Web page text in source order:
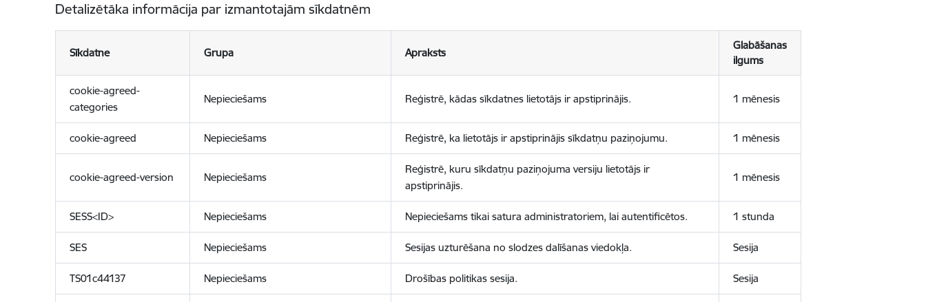
Detalizētāka informācija par izmantotajām sīkdatnēm
Sīkdatne Grupa Apraksts
Glabāšanas
ilgums
cookie-agreed-
categories
Nepieciešams Reģistrē, kādas sīkdatnes lietotājs ir apstiprinājis. 1 mēnesis
cookie-agreed Nepieciešams Reģistrē, ka lietotājs ir apstiprinājis sīkdatņu paziņojumu. 1 mēnesis
cookie-agreed-version Nepieciešams
Reģistrē, kuru sīkdatņu paziņojuma versiju lietotājs ir
apstiprinājis.
1 mēnesis
SESS<ID> Nepieciešams Nepieciešams tikai satura administratoriem, lai autentificētos. 1 stunda
SES Nepieciešams Sesijas uzturēšana no slodzes dalīšanas viedokļa. Sesija
TS01c44137 Nepieciešams Drošības politikas sesija. Sesija